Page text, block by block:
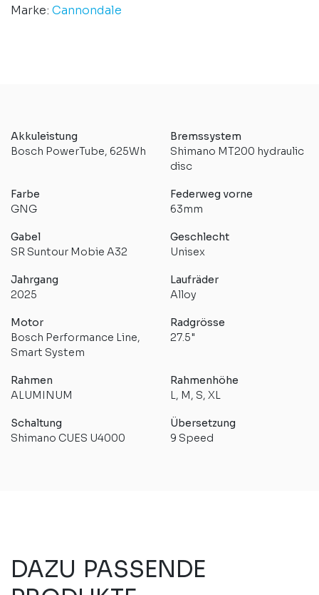
Marke: Cannondale
Akkuleistung
Bosch PowerTube, 625Wh
Bremssystem
Shimano MT200 hydraulic
disc
Farbe
GNG
Federweg vorne
63mm
Gabel
SR Suntour Mobie A32
Geschlecht
Unisex
Jahrgang
2025
Laufräder
Alloy
Motor
Bosch Performance Line,
Smart System
Radgrösse
27.5"
Rahmen
ALUMINUM
Rahmenhöhe
L, M, S, XL
Schaltung
Shimano CUES U4000
Übersetzung
9 Speed
DAZU PASSENDE